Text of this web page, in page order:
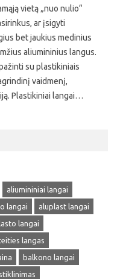
vietą „nuo nulio“
ar įsigyti
bet jaukius medinius
aliumininius langus.
su plastikiniais
vaidmenį,
Plastikiniai langai…
aliumininiai langai
langai
aluplast langai
langai
langas
balkono langai